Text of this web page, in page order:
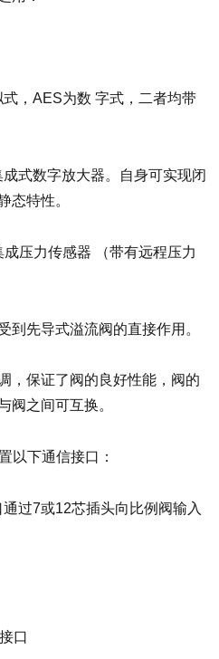
，AES为数 字式，二者均带
式数字放大器。自身可实现闭
态特性。
压力传感器 （带有远程压力
到先导式溢流阀的直接作用。
，保证了阀的良好性能，阀的
阀之间可互换。
以下通信接口：
过7或12芯插头向比例阀输入
口